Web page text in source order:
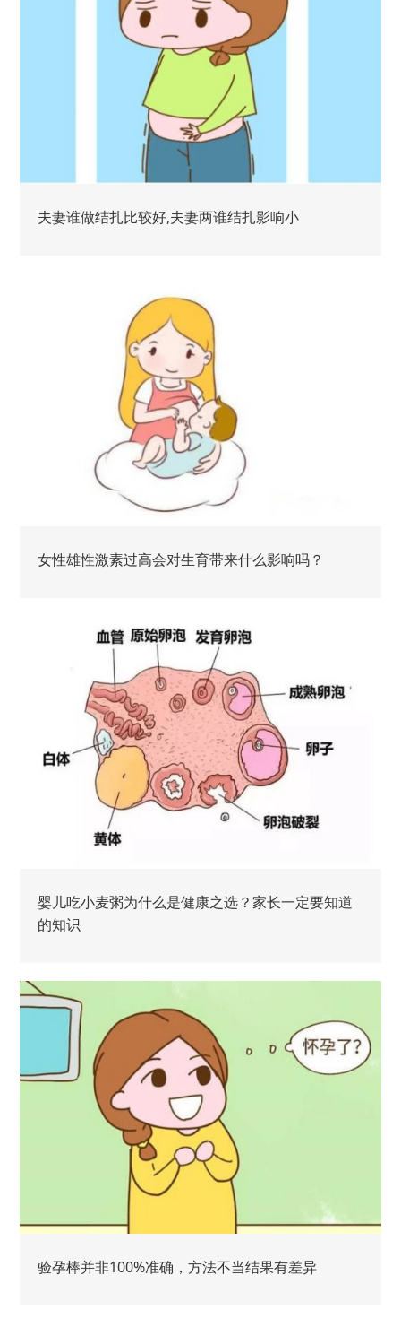
夫妻谁做结扎比较好,夫妻两谁结扎影响小
女性雄性激素过高会对生育带来什么影响吗？
婴儿吃小麦粥为什么是健康之选？家长一定要知道
的知识
验孕棒并非100%准确，方法不当结果有差异